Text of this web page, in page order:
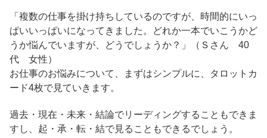
「複数の仕事を掛け持ちしているのですが、時間的にいっ
ぱいいっぱいになってきました。どれか一本でいこうかど
うか悩んでいますが、どうでしょうか？」（Ｓさん 40
代 女性）
お仕事のお悩みについて、まずはシンプルに、タロットカ
ード4枚で見ていきます。
過去・現在・未来・結論でリーディングすることもできま
すし、起・承・転・結で見ることもできるでしょう。